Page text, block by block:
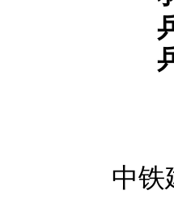
中铁